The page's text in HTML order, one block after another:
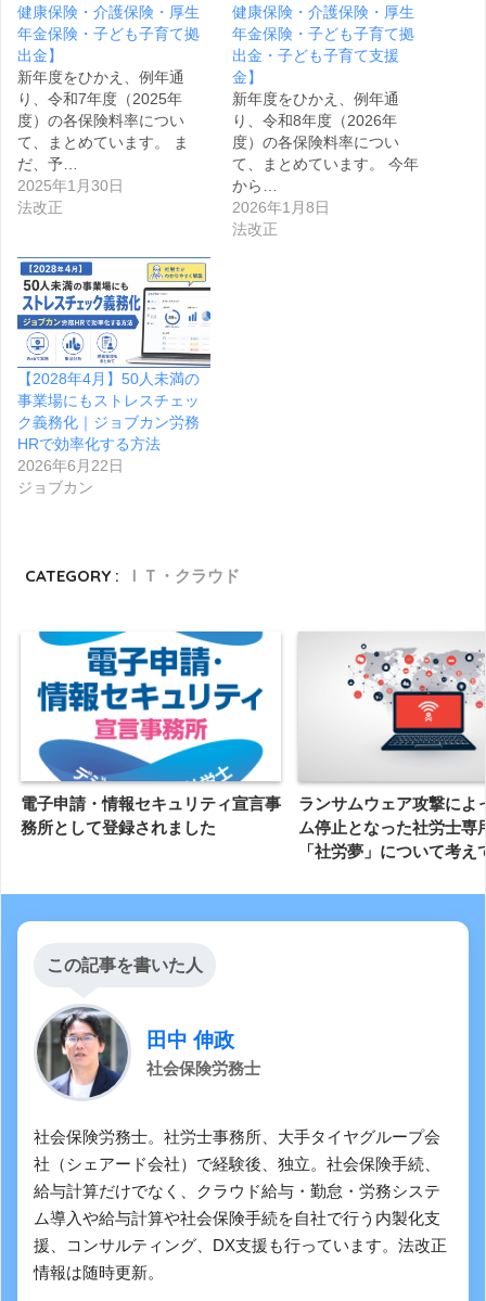
健康保険・介護保険・厚生
年金保険・子ども子育て拠
出金】
新年度をひかえ、例年通
り、令和7年度（2025年
度）の各保険料率につい
て、まとめています。 ま
だ、予…
2025年1月30日
法改正
健康保険・介護保険・厚生
年金保険・子ども子育て拠
出金・子ども子育て支援
金】
新年度をひかえ、例年通
り、令和8年度（2026年
度）の各保険料率につい
て、まとめています。 今年
から…
2026年1月8日
法改正
【2028年4月】50人未満の
事業場にもストレスチェッ
ク義務化｜ジョブカン労務
HRで効率化する方法
2026年6月22日
ジョブカン
CATEGORY : ＩＴ・クラウド
電子申請・情報セキュリティ宣言事
務所として登録されました
ランサムウェア攻撃によ
ム停止となった社労士専
「社労夢」について考え
この記事を書いた人
田中 伸政
社会保険労務士
社会保険労務士。社労士事務所、大手タイヤグループ会
社（シェアード会社）で経験後、独立。社会保険手続、
給与計算だけでなく、クラウド給与・勤怠・労務システ
ム導入や給与計算や社会保険手続を自社で行う内製化支
援、コンサルティング、DX支援も行っています。法改正
情報は随時更新。